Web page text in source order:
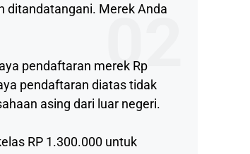
ditandatangani. Merek Anda
pendaftaran merek Rp
pendaftaran diatas tidak
asing dari luar negeri.
RP 1.300.000 untuk
02